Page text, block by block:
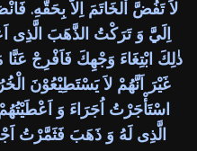
لاَ تَفُضَّ اْلخَاتَمَ اِلاَّ بِحَقّهِ.
اِلَيَّ وَ تَرَكْتُ الذَّهَبَ الَّذِى
ذٰلِكَ ابْتِغَاءَ وَجْهِكَ فَاَفْرِجْ
غَيْرَ اَنَّهُمْ لاَ يَسْتَطِيْعُوْنَ
اسْتَأْجَرْتُ اُجَرَاءَ وَ
الَّذِى لَهُ وَ ذَهَبَ فَثَمَّرْتُ